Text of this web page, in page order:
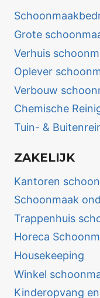
Grote
Verhuis
Oplever
Verbouw
Chemische
Tuin- &
ZAKELIJK
Kantoren
Schoonmaak
Trappenhuis
Horeca
Housekeeping
Winkel
Kinderopvang